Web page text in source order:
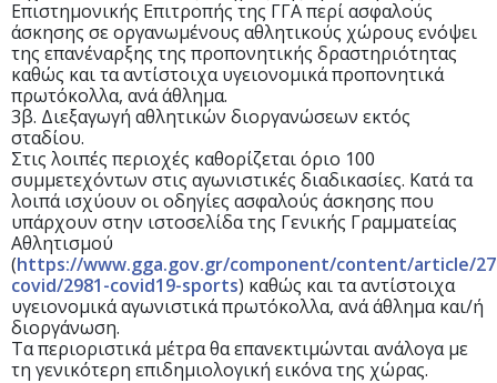
Επιστημονικής Επιτροπής της ΓΓΑ περί ασφαλούς
άσκησης σε οργανωμένους αθλητικούς χώρους ενόψει
της επανέναρξης της προπονητικής δραστηριότητας
καθώς και τα αντίστοιχα υγειονομικά προπονητικά
πρωτόκολλα, ανά άθλημα.
3β. Διεξαγωγή αθλητικών διοργανώσεων εκτός
σταδίου.
Στις λοιπές περιοχές καθορίζεται όριο 100
συμμετεχόντων στις αγωνιστικές διαδικασίες. Κατά τα
λοιπά ισχύουν οι οδηγίες ασφαλούς άσκησης που
υπάρχουν στην ιστοσελίδα της Γενικής Γραμματείας
Αθλητισμού
(https://www.gga.gov.gr/component/content/article/
covid/2981-covid19-sports) καθώς και τα αντίστοιχα
υγειονομικά αγωνιστικά πρωτόκολλα, ανά άθλημα και/ή
διοργάνωση.
Τα περιοριστικά μέτρα θα επανεκτιμώνται ανάλογα με
τη γενικότερη επιδημιολογική εικόνα της χώρας.